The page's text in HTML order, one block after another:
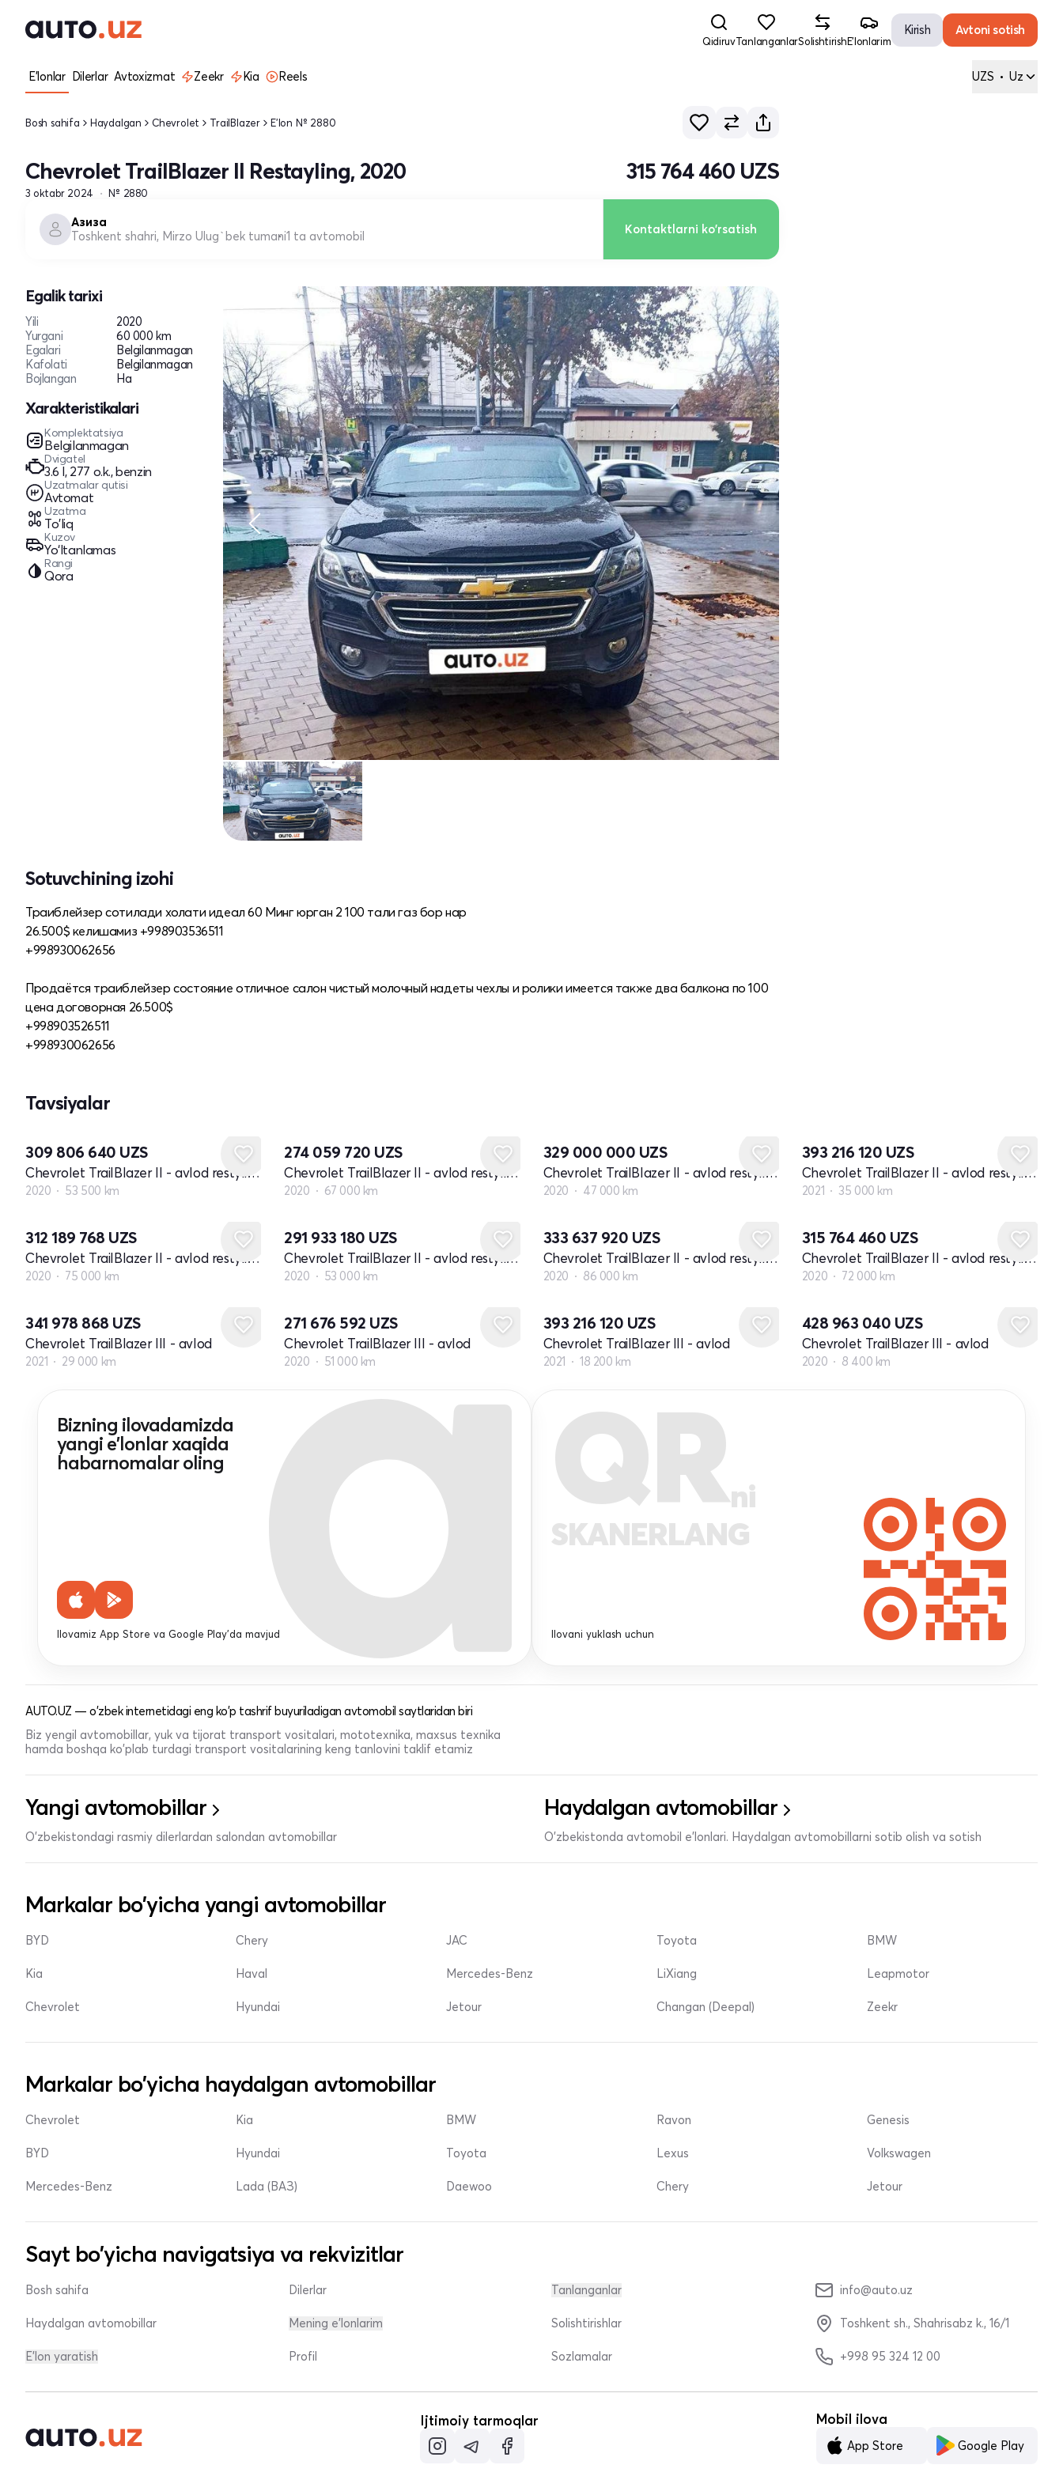
QidiruvTanlanganlarSolishtirishE'lonlarim
Kirish Avtoni sotish
E'lonlar Dilerlar Avtoxizmat Zeekr Kia Reels UZS • Uz
Bosh sahifa Haydalgan Chevrolet TrailBlazer E'lon № 2880
Chevrolet TrailBlazer II Restayling, 2020
3 oktabr 2024 № 2880
315 764 460 UZS
Азиза
Toshkent shahri, Mirzo Ulug`bek tumani1 ta avtomobil Kontaktlarni ko'rsatish
Egalik tarixi
Yili
2020
Yurgani
60 000 km
Egalari
Belgilanmagan
Kafolati
Belgilanmagan
Bojlangan
Ha
Xarakteristikalari
Komplektatsiya
Belgilanmagan
Dvigatel
3.6 l, 277 o.k., benzin
Uzatmalar qutisi
Avtomat
Uzatma
To'liq
Kuzov
Yo‘ltanlamas
Rangi
Qora
Sotuvchining izohi
Траиблейзер сотилади холати идеал 60 Минг юрган 2 100 тали газ бор нар
26.500$ келишамиз +998903536511
+998930062656
Продаётся траиблейзер состояние отличное салон чистый молочный надеты чехлы и ролики имеется также два балкона по 100
цена договорная 26.500$
+998903526511
+998930062656
Tavsiyalar
309 806 640 UZS
Chevrolet TrailBlazer II - avlod restyling
2020 53 500 km
274 059 720 UZS
Chevrolet TrailBlazer II - avlod restyling
2020 67 000 km
329 000 000 UZS
Chevrolet TrailBlazer II - avlod restyling
2020 47 000 km
393 216 120 UZS
Chevrolet TrailBlazer II - avlod restyling
2021 35 000 km
312 189 768 UZS
Chevrolet TrailBlazer II - avlod restyling
2020 75 000 km
291 933 180 UZS
Chevrolet TrailBlazer II - avlod restyling
2020 53 000 km
333 637 920 UZS
Chevrolet TrailBlazer II - avlod restyling
2020 86 000 km
315 764 460 UZS
Chevrolet TrailBlazer II - avlod restyling
2020 72 000 km
341 978 868 UZS
Chevrolet TrailBlazer III - avlod
2021 29 000 km
271 676 592 UZS
Chevrolet TrailBlazer III - avlod
2020 51 000 km
393 216 120 UZS
Chevrolet TrailBlazer III - avlod
2021 18 200 km
428 963 040 UZS
Chevrolet TrailBlazer III - avlod
2020 8 400 km
Bizning ilovadamizda
yangi e'lonlar xaqida
habarnomalar oling
Ilovamiz App Store va Google Play'da mavjud
QRni
SKANERLANG
Ilovani yuklash uchun
AUTO.UZ — o'zbek internetidagi eng ko'p tashrif buyuriladigan avtomobil saytlaridan biri
Biz yengil avtomobillar, yuk va tijorat transport vositalari, mototexnika, maxsus texnika
hamda boshqa ko'plab turdagi transport vositalarining keng tanlovini taklif etamiz
Yangi avtomobillar
O'zbekistondagi rasmiy dilerlardan salondan avtomobillar
Haydalgan avtomobillar
O'zbekistonda avtomobil e’lonlari. Haydalgan avtomobillarni sotib olish va sotish
Markalar bo'yicha yangi avtomobillar
BYD
Kia
Chevrolet
Chery
Haval
Hyundai
JAC
Mercedes-Benz
Jetour
Toyota
LiXiang
Changan (Deepal)
BMW
Leapmotor
Zeekr
Markalar bo'yicha haydalgan avtomobillar
Chevrolet
BYD
Mercedes-Benz
Kia
Hyundai
Lada (ВАЗ)
BMW
Toyota
Daewoo
Ravon
Lexus
Chery
Genesis
Volkswagen
Jetour
Sayt bo'yicha navigatsiya va rekvizitlar
Bosh sahifa
Haydalgan avtomobillar
E'lon yaratish
Dilerlar
Mening e'lonlarim
Profil
Tanlanganlar
Solishtirishlar
Sozlamalar
info@auto.uz
Toshkent sh., Shahrisabz k., 16/1
+998 95 324 12 00
Ijtimoiy tarmoqlar Mobil ilova
App Store Google Play